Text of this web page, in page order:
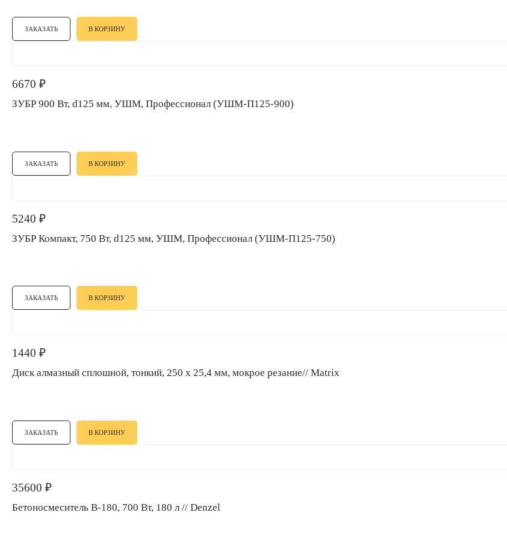
ЗАКАЗАТЬ В КОРЗИНУ
6670 ₽
ЗУБР 900 Вт, d125 мм, УШМ, Профессионал (УШМ-П125-900)
ЗАКАЗАТЬ В КОРЗИНУ
5240 ₽
ЗУБР Компакт, 750 Вт, d125 мм, УШМ, Профессионал (УШМ-П125-750)
ЗАКАЗАТЬ В КОРЗИНУ
1440 ₽
Диск алмазный сплошной, тонкий, 250 х 25,4 мм, мокрое резание// Matrix
ЗАКАЗАТЬ В КОРЗИНУ
35600 ₽
Бетоносмеситель B-180, 700 Вт, 180 л // Denzel